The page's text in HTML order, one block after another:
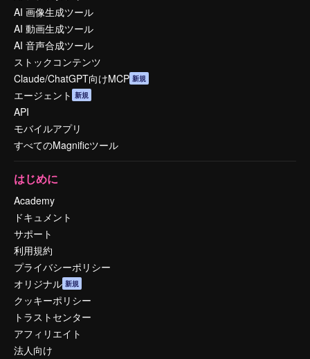
AI 画像生成ツール
AI 動画生成ツール
AI 音声合成ツール
ストックコンテンツ
Claude/ChatGPT向けMCP 新規
エージェント 新規
API
モバイルアプリ
すべてのMagnificツール
はじめに
Academy
ドキュメント
サポート
利用規約
プライバシーポリシー
オリジナル 新規
クッキーポリシー
トラストセンター
アフィリエイト
法人向け